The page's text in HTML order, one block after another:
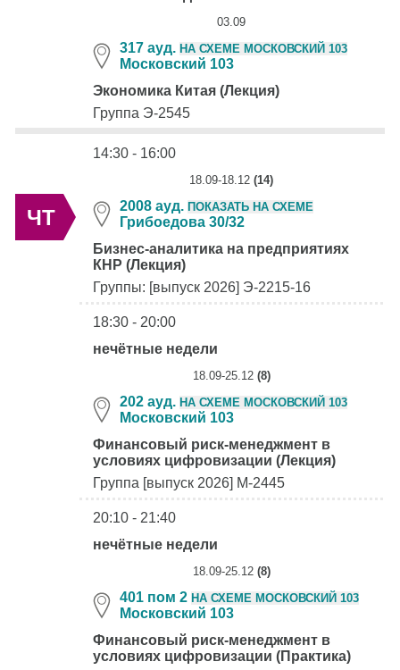
03.09
317 ауд. НА СХЕМЕ МОСКОВСКИЙ 103
Московский 103
Экономика Китая (Лекция)
Группа Э-2545
ЧТ
14:30 - 16:00
18.09-18.12 (14)
2008 ауд. ПОКАЗАТЬ НА СХЕМЕ
Грибоедова 30/32
Бизнес-аналитика на предприятиях
КНР (Лекция)
Группы: [выпуск 2026] Э-2215-16
18:30 - 20:00
нечётные недели
18.09-25.12 (8)
202 ауд. НА СХЕМЕ МОСКОВСКИЙ 103
Московский 103
Финансовый риск-менеджмент в
условиях цифровизации (Лекция)
Группа [выпуск 2026] М-2445
20:10 - 21:40
нечётные недели
18.09-25.12 (8)
401 пом 2 НА СХЕМЕ МОСКОВСКИЙ 103
Московский 103
Финансовый риск-менеджмент в
условиях цифровизации (Практика)